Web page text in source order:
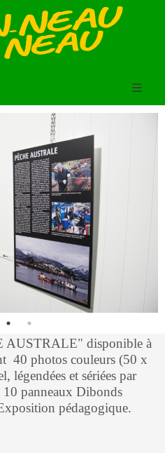
AUSTRALE" disponible à
40 photos couleurs (50 x
légendées et sériées par
10 panneaux Dibonds
pédagogique.